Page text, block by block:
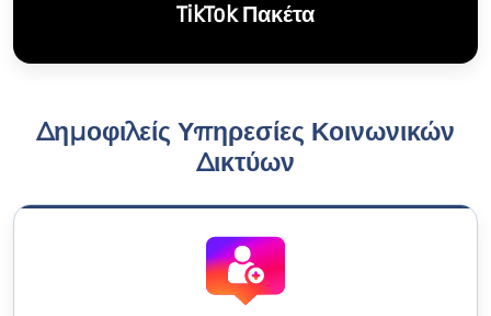
TikTok Πακέτα
Δημοφιλείς Υπηρεσίες Κοινωνικών
Δικτύων